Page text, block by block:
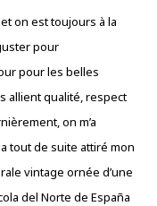
on est toujours à la
pour
pour les belles
allient qualité, respect
on m’a
tout de suite attiré mon
vintage ornée d’une
del Norte de España